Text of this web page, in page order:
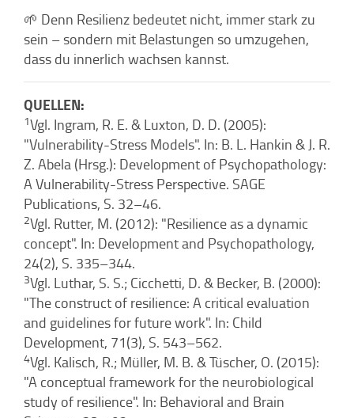
🌱 Denn Resilienz bedeutet nicht, immer stark zu
sein – sondern mit Belastungen so umzugehen,
dass du innerlich wachsen kannst.
QUELLEN:
1Vgl. Ingram, R. E. & Luxton, D. D. (2005):
"Vulnerability-Stress Models". In: B. L. Hankin & J. R.
Z. Abela (Hrsg.): Development of Psychopathology:
A Vulnerability-Stress Perspective. SAGE
Publications, S. 32–46.
2Vgl. Rutter, M. (2012): "Resilience as a dynamic
concept". In: Development and Psychopathology,
24(2), S. 335–344.
3Vgl. Luthar, S. S.; Cicchetti, D. & Becker, B. (2000):
"The construct of resilience: A critical evaluation
and guidelines for future work". In: Child
Development, 71(3), S. 543–562.
4Vgl. Kalisch, R.; Müller, M. B. & Tüscher, O. (2015):
"A conceptual framework for the neurobiological
study of resilience". In: Behavioral and Brain